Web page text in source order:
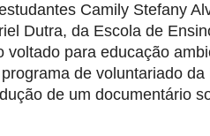
Camily Stefany
Dutra, da Escola de
para educação
de voluntariado
de um documentário